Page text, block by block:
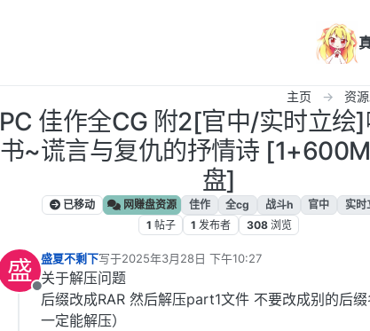
主页 资
PC 佳作全CG 附2[官中/实时立绘
书~谎言与复仇的抒情诗
盘]
已移动 网赚盘资源 佳作 全cg 战斗h 官中
实时
1 帖子 1 发布者 308 浏览
盛
离线
盛夏不剩下写于2025年3月28日 下午10:27
最后由 编辑
关于解压问题
后缀改成RAR 然后解压part1文件 不要改成别的后
一定能解压）